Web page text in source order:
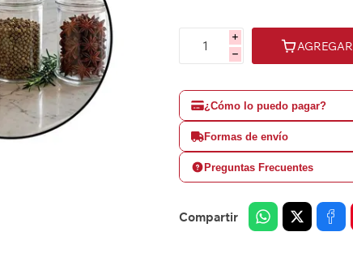
i
h
AGREGAR
¿Cómo lo puedo pagar?
Formas de envío
Preguntas Frecuentes
Compartir